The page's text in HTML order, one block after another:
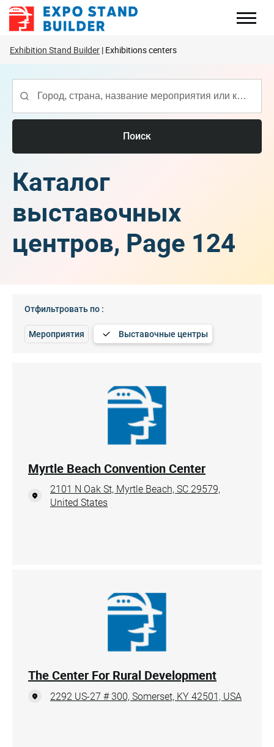
Перейти
Exhibition Stand Builder Exhibitions centers
Поиск
Каталог
выставочных
центров, Page 124
Отфильтровать по :
Мероприятия Выставочные центры
Myrtle Beach Convention Center
2101 N Oak St, Myrtle Beach, SC 29579,
United States
The Center For Rural Development
2292 US-27 # 300, Somerset, KY 42501, USA